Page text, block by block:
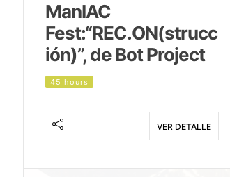
ManIAC
Fest:“REC.ON(strucc
ión)”, de Bot Project
45 hours
VER DETALLE